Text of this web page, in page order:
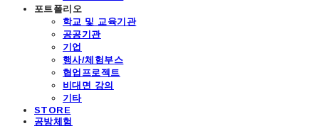
포트폴리오
학교 및 교육기관
공공기관
기업
행사/체험부스
협업프로젝트
비대면 강의
기타
STORE
공방체험